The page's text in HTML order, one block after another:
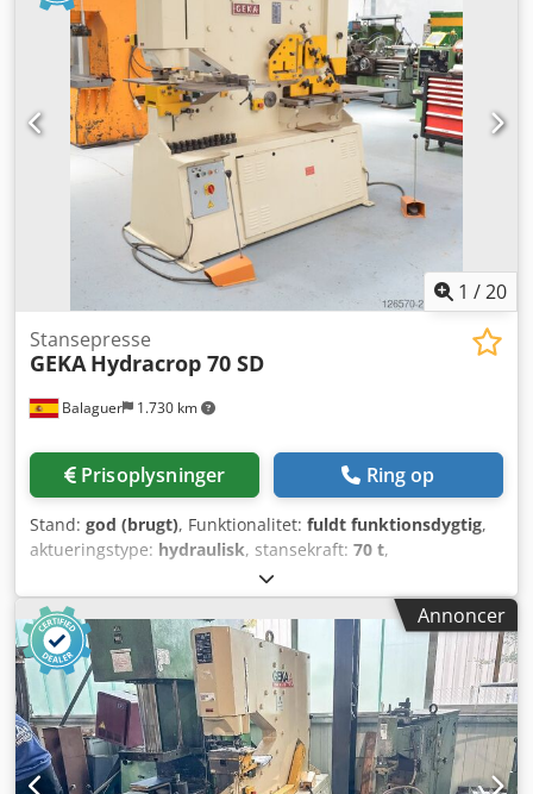
1 /20
Balaguer 1.730 km
Stansepresse
GEKA Hydracrop 70 SD
Prisoplysninger Ring op
Stand: god (brugt), Funktionalitet: fuldt funktionsdygtig,
aktueringstype: hydraulisk, stansekraft: 70 t,
, slrotdybde:
1.600 kg, Brugt hydraulisk stansemaskine Mærke: GEKA
Model: HYD 70-SD Serienummer: 3659 Slaglængde: 500
mm Skæring: - L 90º: 130x130x13 mm - Plade: 450x13 mm -
Rund: 45 mm - Firkant: 45 mm Dcedpfx Ajznh Shoh Djk -
Udskåret: 250x250x6 mm Maksimal stansestørrelse: 28x20
mm Ton: 70 T Inkluderer stempler og matricer, som ses på
billederne. *Maskinen er blevet grundigt efterset og er i
perfekt, funktionelt stand.
Annoncer